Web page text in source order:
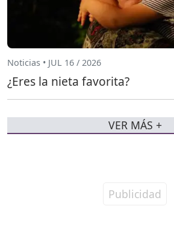
Noticias • JUL 16 / 2026
¿Eres la nieta favorita?
VER MÁS +